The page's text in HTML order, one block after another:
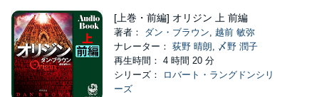
[上巻・前編] オリジン 上 前編
著者： ダン・ブラウン, 越前 敏弥
ナレーター： 荻野 晴朗, 〆野 潤子
再生時間： 4 時間 20 分
シリーズ：
ロバート・ラングドンシリ
ーズ